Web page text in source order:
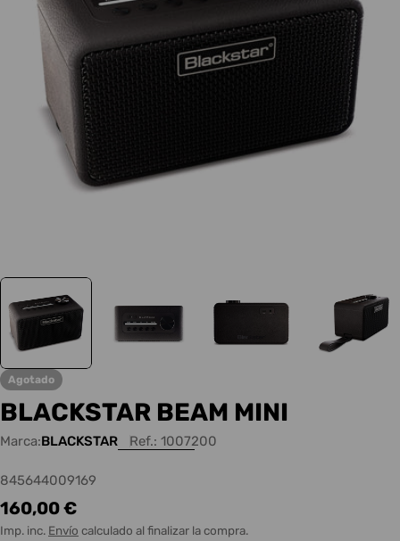
medios 0 en modal
Agotado
BLACKSTAR BEAM MINI
Marca:BLACKSTAR Ref.: 1007200
845644009169
Precio
habitual
160,00 €
Imp. inc. Envío calculado al finalizar la compra.